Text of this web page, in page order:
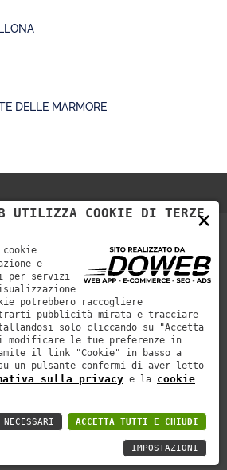
DELLE MARMORE
viaggi nazionali e internazionali,
Turismo provvisti di tutti i comfort.
di Rossetti Evandro & C. s.n.c.
web agency
×
UTILIZZA COOKIE DI TERZE
e
per servizi
potrebbero raccogliere
pubblicità mirata e tracciare
solo cliccando su "Accetta
le tue preferenze in
il link "Cookie" in basso a
un pulsante confermi di aver letto
sulla privacy e la cookie
ACCETTA TUTTI E CHIUDI
IMPOSTAZIONI